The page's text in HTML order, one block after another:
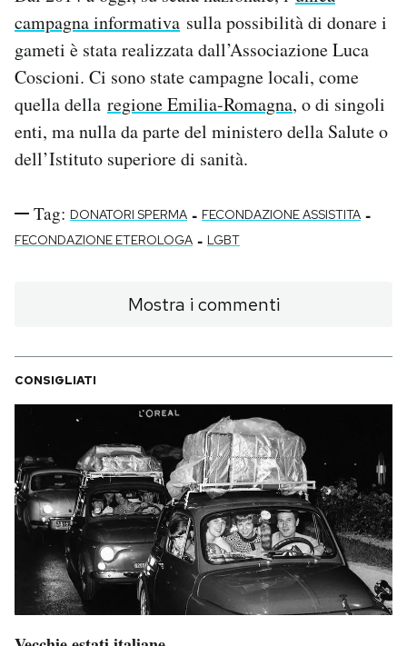
campagna informativa sulla possibilità di donare i
gameti è stata realizzata dall’Associazione Luca
Coscioni. Ci sono state campagne locali, come
quella della regione Emilia-Romagna, o di singoli
enti, ma nulla da parte del ministero della Salute o
dell’Istituto superiore di sanità.
Tag: DONATORI SPERMA - FECONDAZIONE ASSISTITA -
FECONDAZIONE ETEROLOGA - LGBT
Mostra i commenti
CONSIGLIATI